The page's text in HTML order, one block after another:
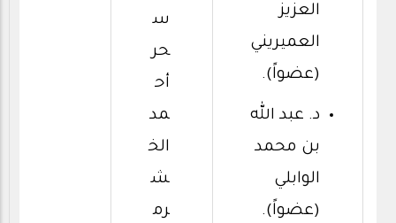
العزيز
العميريني
(عضواً).
د. عبد الله
بن محمد
الوابلي
(عضواً).
س
حر
أح
مد
الخ
ش
رم